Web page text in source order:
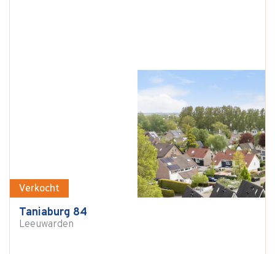
Verkocht
Taniaburg 84
Leeuwarden